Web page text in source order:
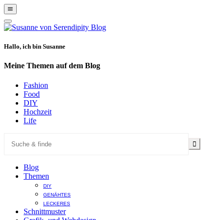
Show
Offscreen
Content
Hide
Offscreen
Hallo, ich bin Susanne
Meine Themen auf dem Blog
Fashion
Food
DIY
Hochzeit
Life
Blog
Themen
DIY
GENÄHTES
LECKERES
Schnittmuster